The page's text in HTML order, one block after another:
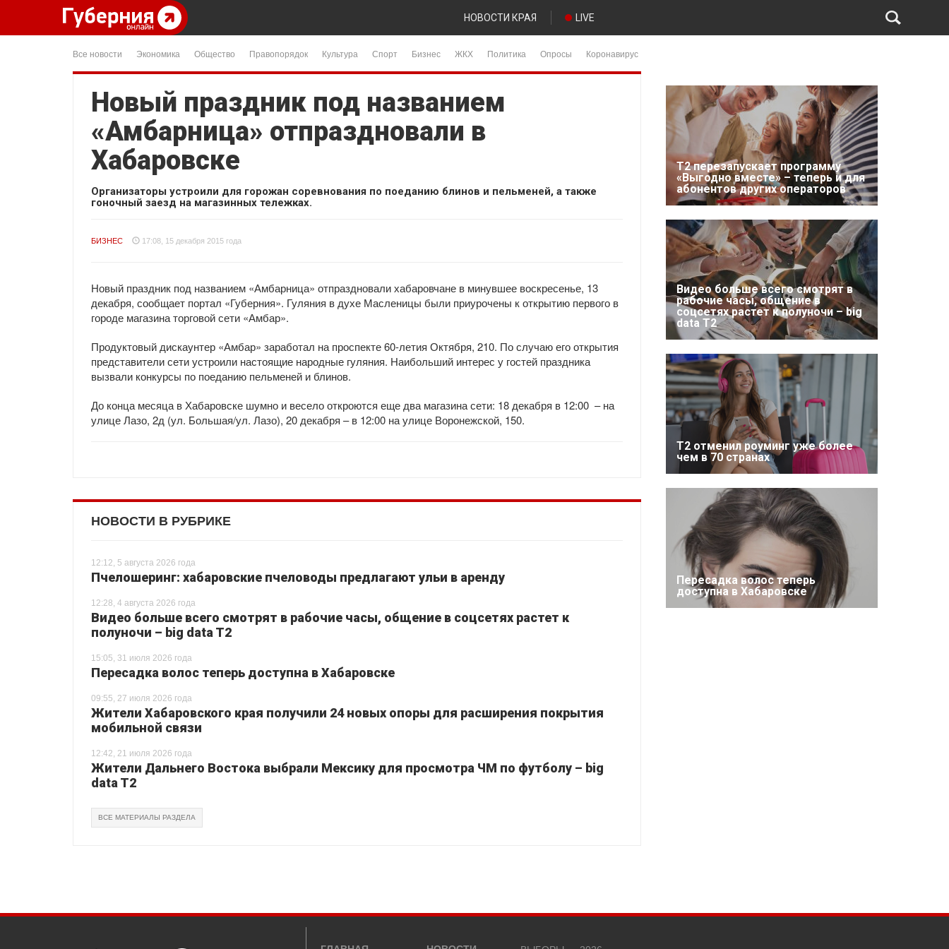
НОВОСТИ КРАЯ LIVE
Все новости Экономика Общество Правопорядок Культура Спорт Бизнес ЖКХ Политика Опросы Коронавирус
Новый праздник под названием
«Амбарница» отпраздновали в
Хабаровске
Организаторы устроили для горожан соревнования по поеданию блинов и пельменей, а также
гоночный заезд на магазинных тележках.
БИЗНЕС 17:08, 15 декабря 2015 года
Новый праздник под названием «Амбарница» отпраздновали хабаровчане в минувшее воскресенье, 13
декабря, сообщает портал «Губерния». Гуляния в духе Масленицы были приурочены к открытию первого в
городе магазина торговой сети «Амбар».
Продуктовый дискаунтер «Амбар» заработал на проспекте 60-летия Октября, 210. По случаю его открытия
представители сети устроили настоящие народные гуляния. Наибольший интерес у гостей праздника
вызвали конкурсы по поеданию пельменей и блинов.
До конца месяца в Хабаровске шумно и весело откроются еще два магазина сети: 18 декабря в 12:00 – на
улице Лазо, 2д (ул. Большая/ул. Лазо), 20 декабря – в 12:00 на улице Воронежской, 150.
НОВОСТИ В РУБРИКЕ
12:12, 5 августа 2026 года
Пчелошеринг: хабаровские пчеловоды предлагают ульи в аренду
12:28, 4 августа 2026 года
Видео больше всего смотрят в рабочие часы, общение в соцсетях растет к
полуночи – big data T2
15:05, 31 июля 2026 года
Пересадка волос теперь доступна в Хабаровске
09:55, 27 июля 2026 года
Жители Хабаровского края получили 24 новых опоры для расширения покрытия
мобильной связи
12:42, 21 июля 2026 года
Жители Дальнего Востока выбрали Мексику для просмотра ЧМ по футболу – big
data T2
ВСЕ МАТЕРИАЛЫ РАЗДЕЛА
Т2 перезапускает программу
«Выгодно вместе» – теперь и для
абонентов других операторов
Видео больше всего смотрят в
рабочие часы, общение в
соцсетях растет к полуночи – big
data T2
Т2 отменил роуминг уже более
чем в 70 странах
Пересадка волос теперь
доступна в Хабаровске